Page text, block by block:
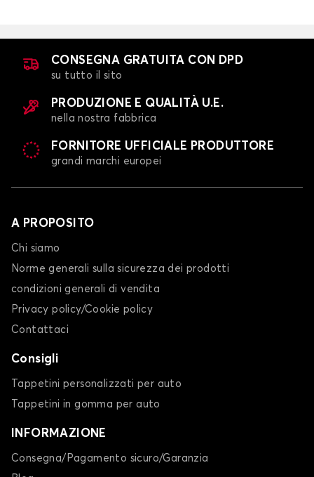
CONSEGNA GRATUITA CON DPD
su tutto il sito
PRODUZIONE E QUALITÀ U.E.
nella nostra fabbrica
FORNITORE UFFICIALE PRODUTTORE
grandi marchi europei
A PROPOSITO
Chi siamo
Norme generali sulla sicurezza dei prodotti
condizioni generali di vendita
Privacy policy/Cookie policy
Contattaci
Consigli
Tappetini personalizzati per auto
Tappetini in gomma per auto
INFORMAZIONE
Consegna/Pagamento sicuro/Garanzia